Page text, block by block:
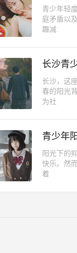
青少年轻
庭矛盾以
趣减
长沙青
长沙，这
春的阳光
为社
青少年
阳光下的
快乐。然
着